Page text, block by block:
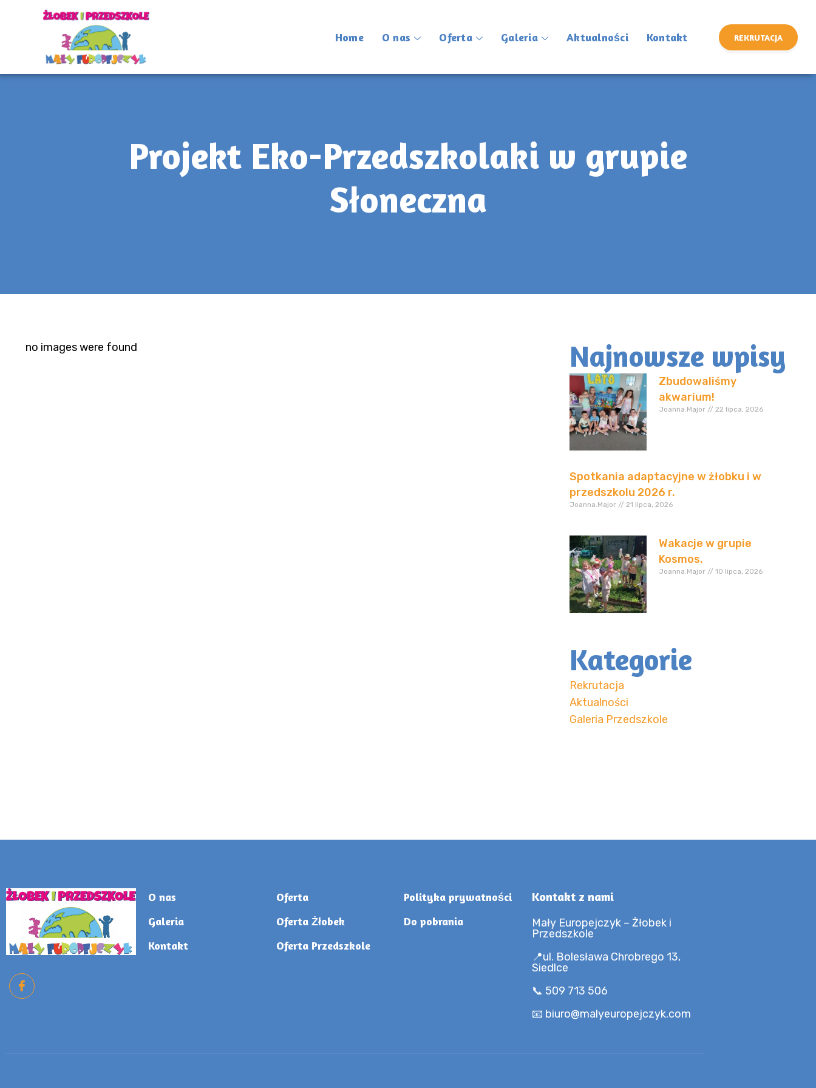
Home O nas Oferta Galeria Aktualności Kontakt REKRUTACJA
Projekt Eko-Przedszkolaki w grupie
Słoneczna
no images were found Najnowsze wpisy
Zbudowaliśmy
akwarium!
Joanna.Major 22 lipca, 2026
Spotkania adaptacyjne w żłobku i w
przedszkolu 2026 r.
Joanna.Major 21 lipca, 2026
Wakacje w grupie
Kosmos.
Joanna.Major 10 lipca, 2026
Kategorie
Rekrutacja
Aktualności
Galeria Przedszkole
O nas
Galeria
Kontakt
Oferta
Oferta Żłobek
Oferta Przedszkole
Polityka prywatności
Do pobrania
Kontakt z nami
Mały Europejczyk – Żłobek i
Przedszkole
📍ul. Bolesława Chrobrego 13,
Siedlce
📞 509 713 506
📧 biuro@malyeuropejczyk.com